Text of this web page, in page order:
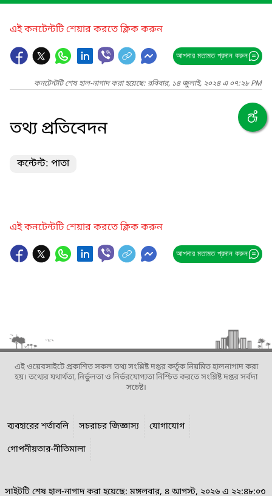
এই কনটেন্টটি শেয়ার করতে ক্লিক করুন
আপনার মতামত প্রদান করুন
কনটেন্টটি শেষ হাল-নাগাদ করা হয়েছে: রবিবার, ১৪ জুলাই, ২০২৪ এ ০৭:২৮ PM
তথ্য প্রতিবেদন
কন্টেন্ট: পাতা
এই কনটেন্টটি শেয়ার করতে ক্লিক করুন
আপনার মতামত প্রদান করুন
এই ওয়েবসাইটে প্রকাশিত সকল তথ্য সংশ্লিষ্ট দপ্তর কর্তৃক নিয়মিত হালনাগাদ করা
হয়। তথ্যের যথার্থতা, নির্ভুলতা ও নির্ভরযোগ্যতা নিশ্চিত করতে সংশ্লিষ্ট দপ্তর সর্বদা
সচেষ্ট।
ব্যবহারের শর্তাবলি সচরাচর জিজ্ঞাস্য
যোগাযোগ
গোপনীয়তার-নীতিমালা
সাইটটি শেষ হাল-নাগাদ করা হয়েছে: মঙ্গলবার, ৪ আগস্ট, ২০২৬ এ ২২:৪৮:০৩